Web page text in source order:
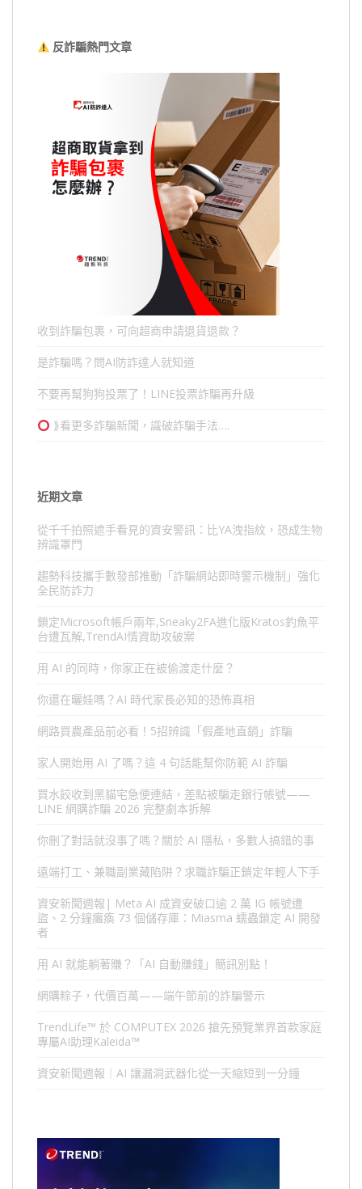
反詐騙熱門文章
收到詐騙包裹，可向超商申請退貨退款？
是詐騙嗎？問AI防詐達人就知道
不要再幫狗狗投票了！LINE投票詐騙再升級
⟫看更多詐騙新聞，識破詐騙手法….
近期文章
從千千拍照遮手看見的資安警訊：比YA洩指紋，恐成生物
辨識罩門
趨勢科技攜手數發部推動「詐騙網站即時警示機制」強化
全民防詐力
鎖定Microsoft帳戶兩年,Sneaky2FA進化版Kratos釣魚平
台遭瓦解,TrendAI情資助攻破案
用 AI 的同時，你家正在被偷渡走什麼？
你還在曬娃嗎？AI 時代家長必知的恐怖真相
網路買農產品前必看！5招辨識「假產地直銷」詐騙
家人開始用 AI 了嗎？這 4 句話能幫你防範 AI 詐騙
買水餃收到黑貓宅急便連結，差點被騙走銀行帳號——
LINE 網購詐騙 2026 完整劇本拆解
你刪了對話就沒事了嗎？關於 AI 隱私，多數人搞錯的事
遠端打工、兼職副業藏陷阱？求職詐騙正鎖定年輕人下手
資安新聞週報| Meta AI 成資安破口逾 2 萬 IG 帳號遭
盜、2 分鐘癱瘓 73 個儲存庫：Miasma 蠕蟲鎖定 AI 開發
者
用 AI 就能躺著賺？「AI 自動賺錢」簡訊別點！
網購粽子，代價百萬——端午節前的詐騙警示
TrendLife™ 於 COMPUTEX 2026 搶先預覽業界首款家庭
專屬AI助理Kaleida™
資安新聞週報｜AI 讓漏洞武器化從一天縮短到一分鐘